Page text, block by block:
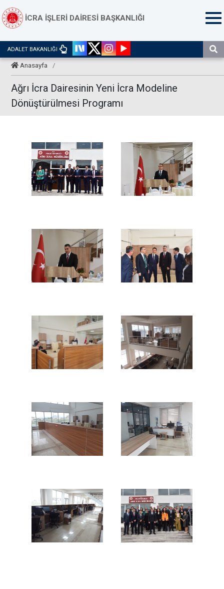
İCRA İŞLERİ DAİRESİ BAŞKANLIĞI
ADALET BAKANLIĞI
Anasayfa /
Ağrı İcra Dairesinin Yeni İcra Modeline
Dönüştürülmesi Programı